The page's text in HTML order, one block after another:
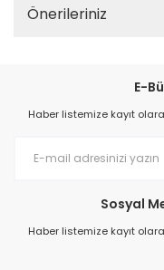
Önerileriniz
E-
Haber listemize kayıt
Sosyal
Haber listemize kayıt